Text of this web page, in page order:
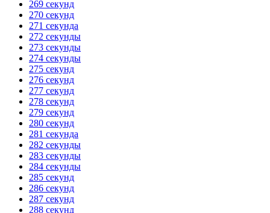
269 секунд
270 секунд
271 секунда
272 секунды
273 секунды
274 секунды
275 секунд
276 секунд
277 секунд
278 секунд
279 секунд
280 секунд
281 секунда
282 секунды
283 секунды
284 секунды
285 секунд
286 секунд
287 секунд
288 секунд